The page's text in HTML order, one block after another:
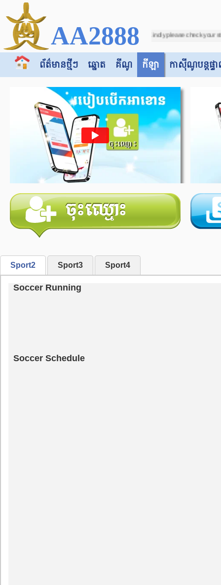
AA2888
scoreline was [0-3]. Kindly please check your statement again.
ព័ត៌មានថ្មីៗ ឆ្នោត គីណូ កីឡា កាស៊ី​​ណូបន្តផ្ទ
Sport2 Sport3 Sport4